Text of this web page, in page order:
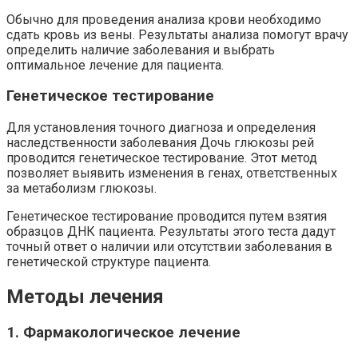
Обычно для проведения анализа крови необходимо
сдать кровь из вены. Результаты анализа помогут врачу
определить наличие заболевания и выбрать
оптимальное лечение для пациента.
Генетическое тестирование
Для установления точного диагноза и определения
наследственности заболевания Дочь глюкозы рей
проводится генетическое тестирование. Этот метод
позволяет выявить изменения в генах, ответственных
за метаболизм глюкозы.
Генетическое тестирование проводится путем взятия
образцов ДНК пациента. Результаты этого теста дадут
точный ответ о наличии или отсутствии заболевания в
генетической структуре пациента.
Методы лечения
1. Фармакологическое лечение